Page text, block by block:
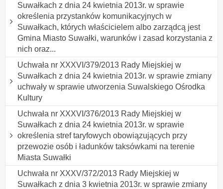
Suwałkach z dnia 24 kwietnia 2013r. w sprawie
określenia przystanków komunikacyjnych w
Suwałkach, których właścicielem albo zarządcą jest
Gmina Miasto Suwałki, warunków i zasad korzystania z
nich oraz...
Uchwała nr XXXVI/379/2013 Rady Miejskiej w
Suwałkach z dnia 24 kwietnia 2013r. w sprawie zmiany
uchwały w sprawie utworzenia Suwalskiego Ośrodka
Kultury
Uchwała nr XXXVI/376/2013 Rady Miejskiej w
Suwałkach z dnia 24 kwietnia 2013r. w sprawie
określenia stref taryfowych obowiązujących przy
przewozie osób i ładunków taksówkami na terenie
Miasta Suwałki
Uchwała nr XXXV/372/2013 Rady Miejskiej w
Suwałkach z dnia 3 kwietnia 2013r. w sprawie zmiany